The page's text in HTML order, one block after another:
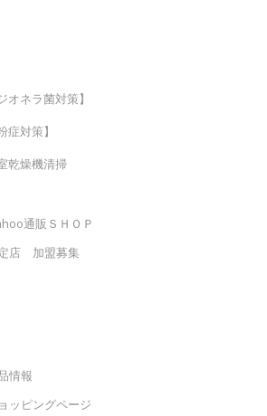
ネラ菌対策】
対策】
乾燥機清掃
通販ＳＨＯＰ
店 加盟募集
情報
ッピングページ